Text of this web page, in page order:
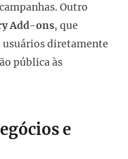
Outro
Add-ons, que
usuários diretamente
pública às
e